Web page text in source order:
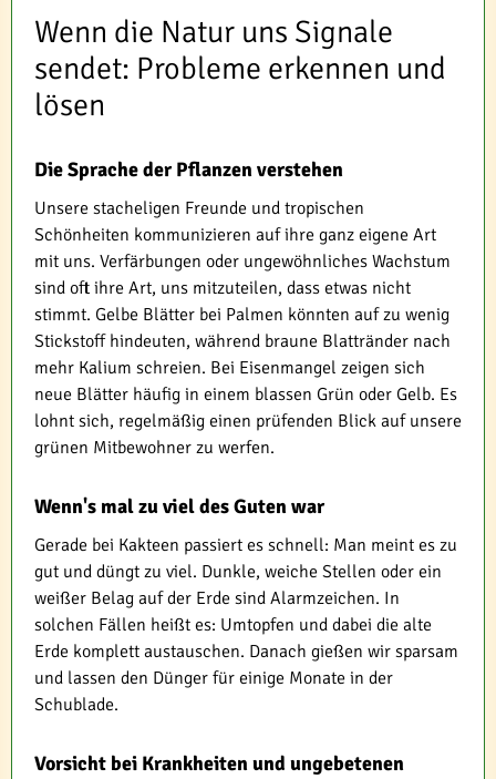
Wenn die Natur uns Signale
sendet: Probleme erkennen und
lösen
Die Sprache der Pflanzen verstehen
Unsere stacheligen Freunde und tropischen
Schönheiten kommunizieren auf ihre ganz eigene Art
mit uns. Verfärbungen oder ungewöhnliches Wachstum
sind oft ihre Art, uns mitzuteilen, dass etwas nicht
stimmt. Gelbe Blätter bei Palmen könnten auf zu wenig
Stickstoff hindeuten, während braune Blattränder nach
mehr Kalium schreien. Bei Eisenmangel zeigen sich
neue Blätter häufig in einem blassen Grün oder Gelb. Es
lohnt sich, regelmäßig einen prüfenden Blick auf unsere
grünen Mitbewohner zu werfen.
Wenn's mal zu viel des Guten war
Gerade bei Kakteen passiert es schnell: Man meint es zu
gut und düngt zu viel. Dunkle, weiche Stellen oder ein
weißer Belag auf der Erde sind Alarmzeichen. In
solchen Fällen heißt es: Umtopfen und dabei die alte
Erde komplett austauschen. Danach gießen wir sparsam
und lassen den Dünger für einige Monate in der
Schublade.
Vorsicht bei Krankheiten und ungebetenen